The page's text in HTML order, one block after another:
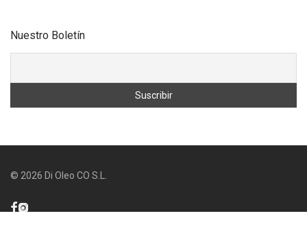
Nuestro Boletín
© 2026 Di Oleo CO S.L.